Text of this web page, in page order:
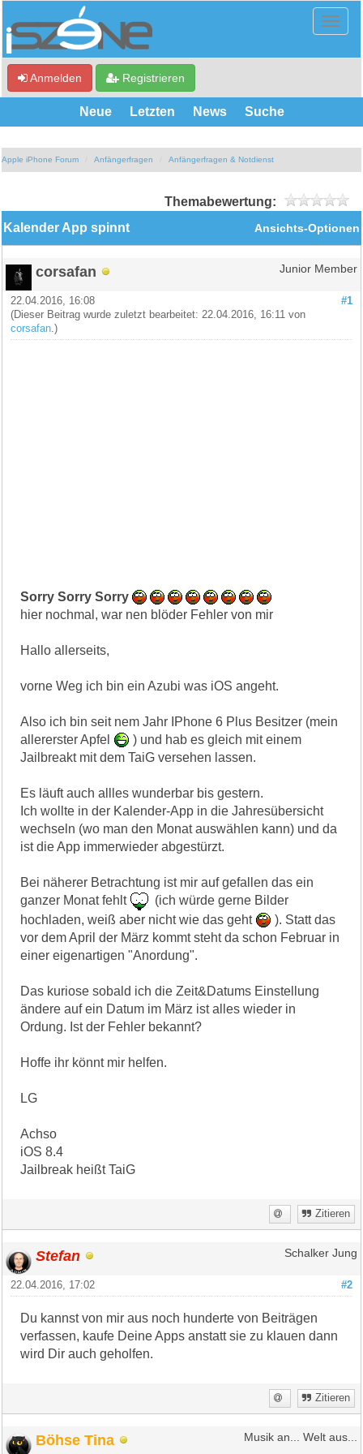
Anmelden Registrieren
Neue Letzten News Suche
Apple iPhone Forum Anfängerfragen Anfängerfragen & Notdienst
Themabewertung:
Ansichts-Optionen
Kalender App spinnt
corsafan Junior Member
#1
22.04.2016, 16:08
(Dieser Beitrag wurde zuletzt bearbeitet: 22.04.2016, 16:11 von
corsafan .)
Sorry Sorry Sorry
hier nochmal, war nen blöder Fehler von mir
Hallo allerseits,
vorne Weg ich bin ein Azubi was iOS angeht.
Also ich bin seit nem Jahr IPhone 6 Plus Besitzer (mein
allererster Apfel
) und hab es gleich mit einem
Jailbreakt mit dem TaiG versehen lassen.
Es läuft auch allles wunderbar bis gestern.
Ich wollte in der Kalender-App in die Jahresübersicht
wechseln (wo man den Monat auswählen kann) und da
ist die App immerwieder abgestürzt.
Bei näherer Betrachtung ist mir auf gefallen das ein
ganzer Monat fehlt
(ich würde gerne Bilder
hochladen, weiß aber nicht wie das geht
). Statt das
vor dem April der März kommt steht da schon Februar in
einer eigenartigen "Anordung".
Das kuriose sobald ich die Zeit&Datums Einstellung
ändere auf ein Datum im März ist alles wieder in
Ordung. Ist der Fehler bekannt?
Hoffe ihr könnt mir helfen.
LG
Achso
iOS 8.4
Jailbreak heißt TaiG
Zitieren
Stefan Schalker Jung
#2
22.04.2016, 17:02
Du kannst von mir aus noch hunderte von Beiträgen
verfassen, kaufe Deine Apps anstatt sie zu klauen dann
wird Dir auch geholfen.
Zitieren
Böhse Tina Musik an... Welt aus...